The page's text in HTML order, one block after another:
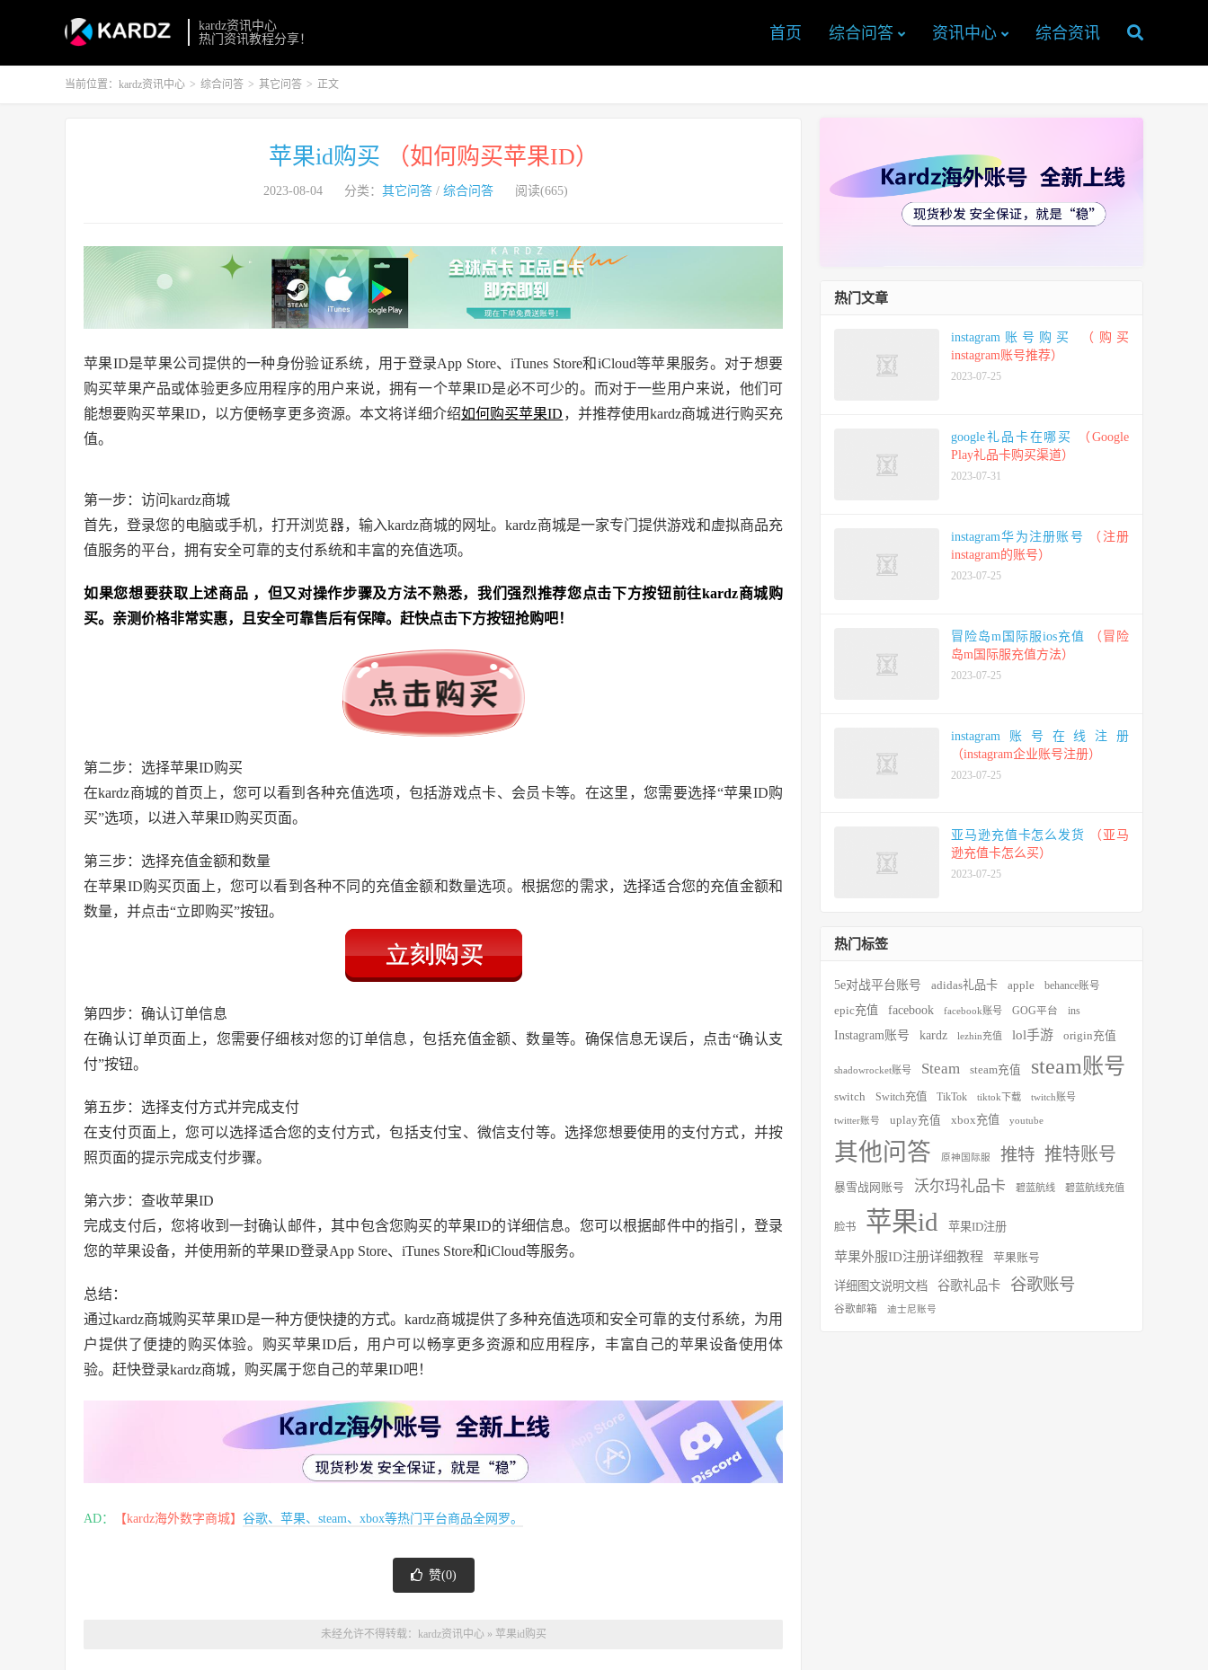
kardz资讯中心
热门资讯教程分享！
首页 综合问答 资讯中心 综合资讯
当前位置： kardz资讯中心 > 综合问答 > 其它问答 > 正文
苹果id购买 （如何购买苹果ID）
2023-08-04 分类： 其它问答/ 综合问答 阅读(665)
苹果ID是苹果公司提供的一种身份验证系统，用于登录App Store、iTunes Store和iCloud等苹果服务。对于想要
购买苹果产品或体验更多应用程序的用户来说，拥有一个苹果ID是必不可少的。而对于一些用户来说，他们可
能想要购买苹果ID，以方便畅享更多资源。本文将详细介绍如何购买苹果ID ，并推荐使用kardz商城进行购买充
值。
第一步：访问kardz商城
首先，登录您的电脑或手机，打开浏览器，输入kardz商城的网址。kardz商城是一家专门提供游戏和虚拟商品充
值服务的平台，拥有安全可靠的支付系统和丰富的充值选项。
如果您想要获取上述商品 ，但又对操作步骤及方法不熟悉，我们强烈推荐您点击下方按钮前往kardz商城购
买。亲测价格非常实惠，且安全可靠售后有保障。赶快点击下方按钮抢购吧！
第二步：选择苹果ID购买
在kardz商城的首页上，您可以看到各种充值选项，包括游戏点卡、会员卡等。在这里，您需要选择“苹果ID购
买”选项，以进入苹果ID购买页面。
第三步：选择充值金额和数量
在苹果ID购买页面上，您可以看到各种不同的充值金额和数量选项。根据您的需求，选择适合您的充值金额和
数量，并点击“立即购买”按钮。
第四步：确认订单信息
在确认订单页面上，您需要仔细核对您的订单信息，包括充值金额、数量等。确保信息无误后，点击“确认支
付”按钮。
第五步：选择支付方式并完成支付
在支付页面上，您可以选择适合您的支付方式，包括支付宝、微信支付等。选择您想要使用的支付方式，并按
照页面的提示完成支付步骤。
第六步：查收苹果ID
完成支付后，您将收到一封确认邮件，其中包含您购买的苹果ID的详细信息。您可以根据邮件中的指引，登录
您的苹果设备，并使用新的苹果ID登录App Store、iTunes Store和iCloud等服务。
总结：
通过kardz商城购买苹果ID是一种方便快捷的方式。kardz商城提供了多种充值选项和安全可靠的支付系统，为用
户提供了便捷的购买体验。购买苹果ID后，用户可以畅享更多资源和应用程序，丰富自己的苹果设备使用体
验。赶快登录kardz商城，购买属于您自己的苹果ID吧！
AD： 【kardz海外数字商城】 谷歌、苹果、steam、xbox等热门平台商品全网罗。
赞(0)
未经允许不得转载： kardz资讯中心» 苹果id购买
热门文章
instagram账号购买
（购买
instagram账号推荐）
2023-07-25
google礼品卡在哪买
（Google
Play礼品卡购买渠道）
2023-07-31
instagram华为注册账号
（注册
instagram的账号）
2023-07-25
冒险岛m国际服ios充值
（冒险
岛m国际服充值方法）
2023-07-25
instagram账号在线注册
（instagram企业账号注册）
2023-07-25
亚马逊充值卡怎么发货
（亚马
逊充值卡怎么买）
2023-07-25
热门标签
5e对战平台账号 adidas礼品卡 apple behance账号
epic充值 facebook facebook账号 GOG平台 ins
Instagram账号 kardz lezhin充值 lol手游 origin充值
shadowrocket账号 Steam steam充值 steam账号
switch Switch充值 TikTok tiktok下载 twitch账号
twitter账号 uplay充值 xbox充值 youtube
其他问答 原神国际服 推特 推特账号
暴雪战网账号 沃尔玛礼品卡 碧蓝航线 碧蓝航线充值
脸书 苹果id 苹果ID注册
苹果外服ID注册详细教程 苹果账号
详细图文说明文档 谷歌礼品卡 谷歌账号
谷歌邮箱 迪士尼账号